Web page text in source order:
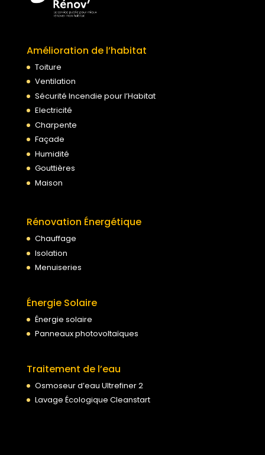
Amélioration de l’habitat
Toiture
Ventilation
Sécurité Incendie pour l’Habitat
Electricité
Charpente
Façade
Humidité
Gouttières
Maison
Rénovation Énergétique
Chauffage
Isolation
Menuiseries
Énergie Solaire
Énergie solaire
Panneaux photovoltaïques
Traitement de l’eau
Osmoseur d’eau Ultrefiner 2
Lavage Écologique Cleanstart